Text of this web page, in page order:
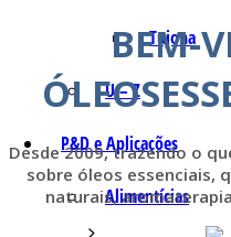
Tujona
U – Z
P&D e Aplicações
Alimentícias
BEM-
Desde 2009, trazendo o
sobre óleos essenciais,
naturais,